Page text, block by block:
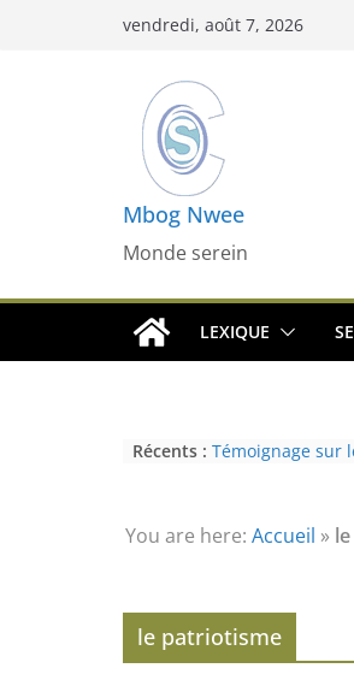
vendredi, août 7, 2026
Mbog Nwee
Monde serein
LEXIQUE
Récents : Témoignage sur
(2nde partie) : le
Eveil au civisme
monde créé
Témoignage sur
(4ème partie) : la
You are here: Accueil »
le patriotisme